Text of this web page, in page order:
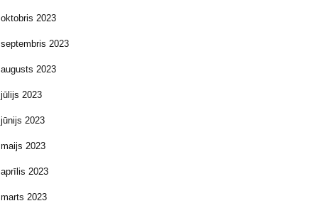
oktobris 2023
septembris 2023
augusts 2023
jūlijs 2023
jūnijs 2023
maijs 2023
aprīlis 2023
marts 2023